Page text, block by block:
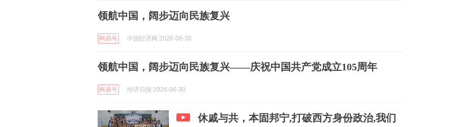
领航中国，阔步迈向民族复兴
网易号 中国经济网 2026-06-30
领航中国，阔步迈向民族复兴——庆祝中国共产党成立105周年
网易号 经济日报 2026-06-30
休戚与共，本固邦宁,打破西方身份政治,我们